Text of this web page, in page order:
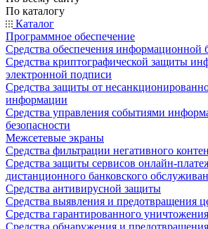
По каталогу
Каталог
Программное обеспечение
Средства обеспечения информационной
Средства криптографической защиты
электронной подписи
Средства защиты от
информации
Средства управления событиями
безопасности
Межсетевые экраны
Средства фильтрации негативного
Средства защиты сервисов онлайн-
дистанционного банковского
Средства антивирусной защиты
Средства выявления и предотвращения
Средства гарантированного
Средства обнаружения и